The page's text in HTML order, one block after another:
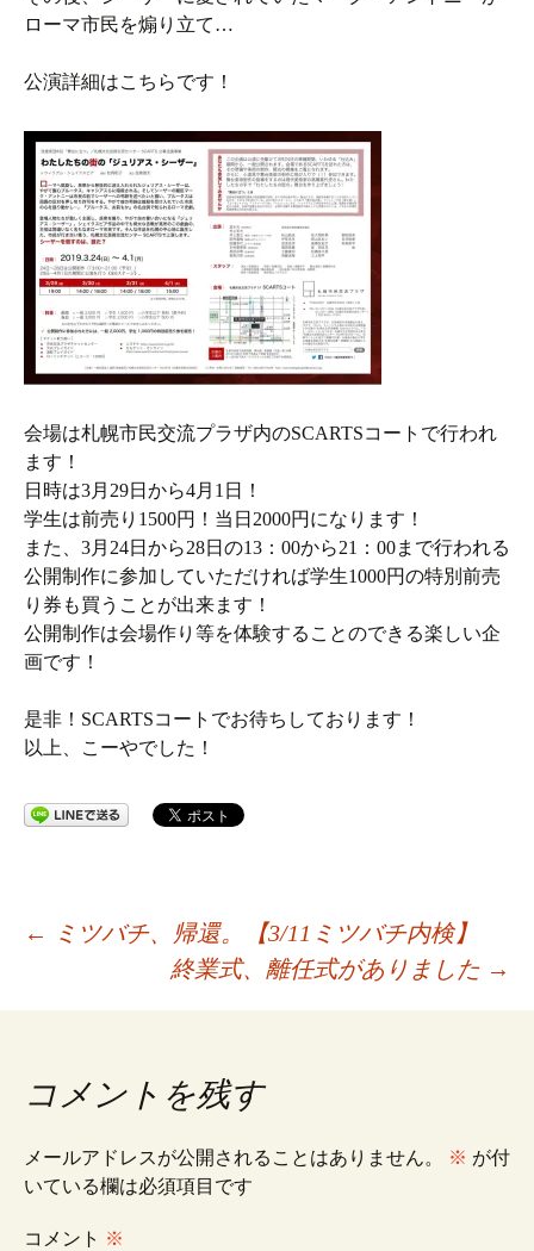
ローマ市民を煽り立て…
公演詳細はこちらです！
会場は札幌市民交流プラザ内のSCARTSコートで行われ
ます！
日時は3月29日から4月1日！
学生は前売り1500円！当日2000円になります！
また、3月24日から28日の13：00から21：00まで行われる
公開制作に参加していただければ学生1000円の特別前売
り券も買うことが出来ます！
公開制作は会場作り等を体験することのできる楽しい企
画です！
是非！SCARTSコートでお待ちしております！
以上、こーやでした！
投
稿
ナ
ビ
←
ミツバチ、帰還。【3/11ミツバチ内検】
終業式、離任式がありました →
コメントを残す
メールアドレスが公開されることはありません。 ※ が付
いている欄は必須項目です
コメント ※